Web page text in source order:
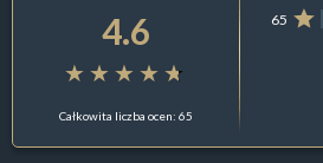
4.6
Całkowita liczba ocen: 65
65